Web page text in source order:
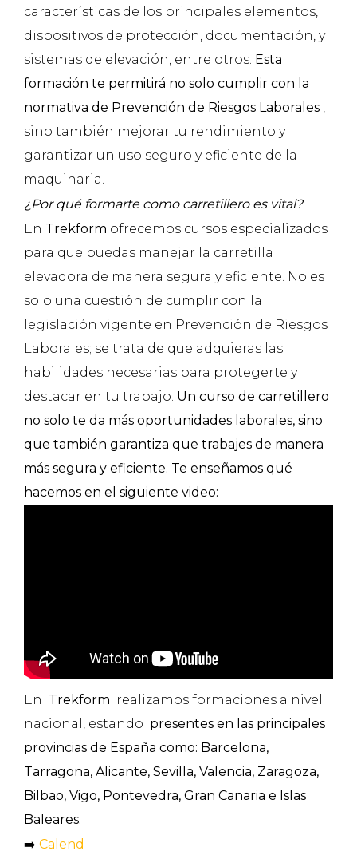
características de los principales elementos,
dispositivos de protección, documentación, y
sistemas de elevación, entre otros. Esta
formación te permitirá no solo cumplir con la
normativa de Prevención de Riesgos Laborales ,
sino también mejorar tu rendimiento y
garantizar un uso seguro y eficiente de la
maquinaria.
¿Por qué formarte como carretillero es vital?
En Trekform ofrecemos cursos especializados
para que puedas manejar la carretilla
elevadora de manera segura y eficiente. No es
solo una cuestión de cumplir con la
legislación vigente en Prevención de Riesgos
Laborales; se trata de que adquieras las
habilidades necesarias para protegerte y
destacar en tu trabajo. Un curso de carretillero
no solo te da más oportunidades laborales, sino
que también garantiza que trabajes de manera
más segura y eficiente. Te enseñamos qué
hacemos en el siguiente video:
En Trekform realizamos formaciones a nivel
nacional, estando presentes en las principales
provincias de España como: Barcelona,
Tarragona, Alicante, Sevilla, Valencia, Zaragoza,
Bilbao, Vigo, Pontevedra, Gran Canaria e Islas
Baleares.
➡️ Calend